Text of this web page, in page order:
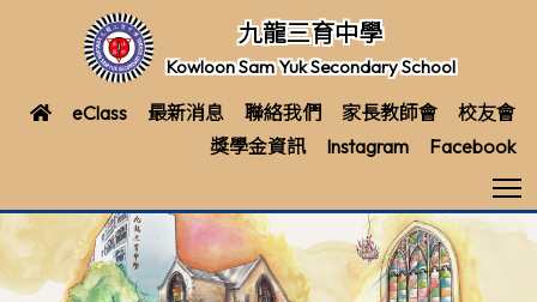
九龍三育中學
Kowloon Sam Yuk Secondary School
eClass 最新消息 聯絡我們 家長教師會
校友會
獎學金資訊
Instagram Facebook